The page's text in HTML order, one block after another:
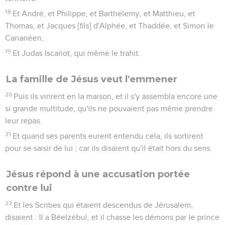
18 Et André, et Philippe, et Barthélemy, et Matthieu, et
Thomas, et Jacques [fils] d'Alphée, et Thaddée, et Simon le
Cananéen,
19 Et Judas Iscariot, qui même le trahit.
La famille de Jésus veut l'emmener
20 Puis ils vinrent en la maison, et il s'y assembla encore une
si grande multitude, qu'ils ne pouvaient pas même prendre
leur repas.
21 Et quand ses parents eurent entendu cela, ils sortirent
pour se saisir de lui ; car ils disaient qu'il était hors du sens.
Jésus répond à une accusation portée
contre lui
22 Et les Scribes qui étaient descendus de Jérusalem,
disaient : Il a Béelzébul, et il chasse les démons par le prince